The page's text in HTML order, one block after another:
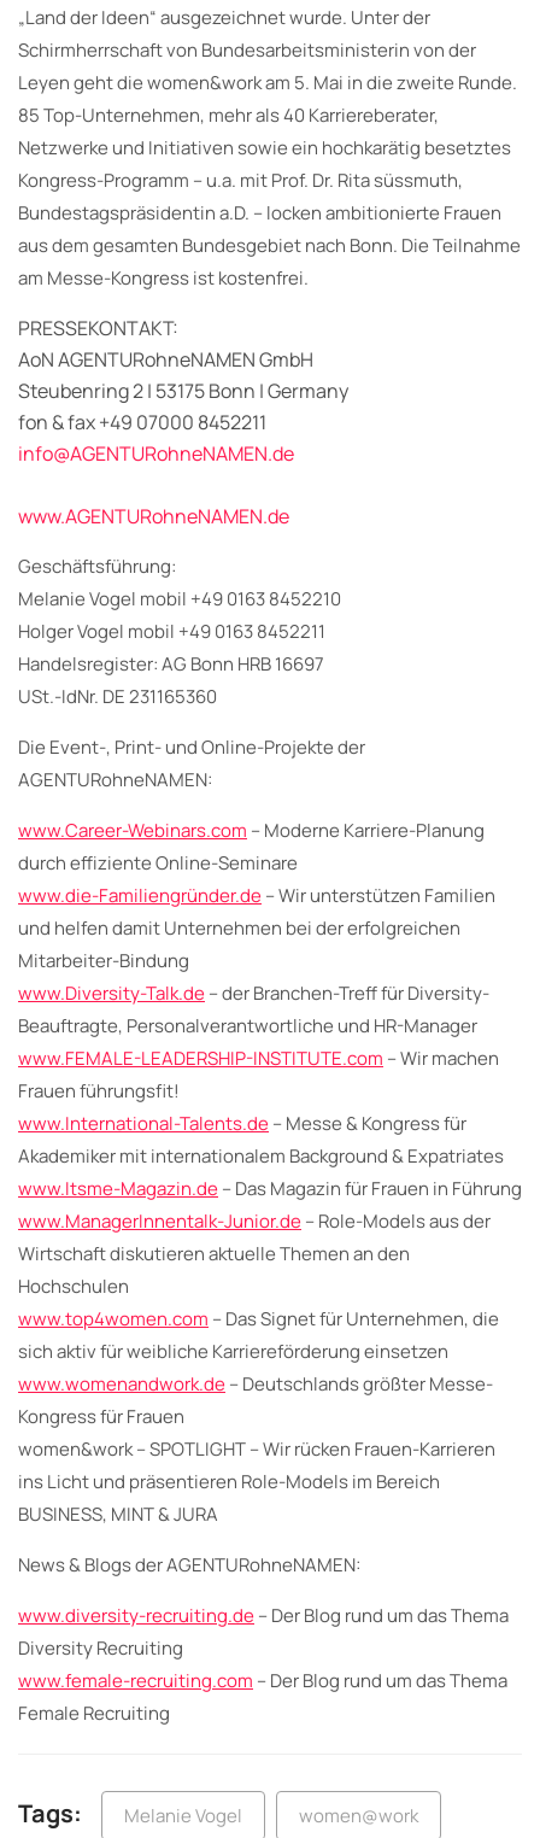
„Land der Ideen“ ausgezeichnet wurde. Unter der
Schirmherrschaft von Bundesarbeitsministerin von der
Leyen geht die women&work am 5. Mai in die zweite Runde.
85 Top-Unternehmen, mehr als 40 Karriereberater,
Netzwerke und Initiativen sowie ein hochkarätig besetztes
Kongress-Programm – u.a. mit Prof. Dr. Rita süssmuth,
Bundestagspräsidentin a.D. – locken ambitionierte Frauen
aus dem gesamten Bundesgebiet nach Bonn. Die Teilnahme
am Messe-Kongress ist kostenfrei.
PRESSEKONTAKT:
AoN AGENTURohneNAMEN GmbH
Steubenring 2 | 53175 Bonn | Germany
fon & fax +49 07000 8452211
info@AGENTURohneNAMEN.de
www.AGENTURohneNAMEN.de
Geschäftsführung:
Melanie Vogel mobil +49 0163 8452210
Holger Vogel mobil +49 0163 8452211
Handelsregister: AG Bonn HRB 16697
USt.-IdNr. DE 231165360
Die Event-, Print- und Online-Projekte der
AGENTURohneNAMEN:
www.Career-Webinars.com – Moderne Karriere-Planung
durch effiziente Online-Seminare
www.die-Familiengründer.de– Wir unterstützen Familien
und helfen damit Unternehmen bei der erfolgreichen
Mitarbeiter-Bindung
www.Diversity-Talk.de– der Branchen-Treff für Diversity-
Beauftragte, Personalverantwortliche und HR-Manager
www.FEMALE-LEADERSHIP-INSTITUTE.com – Wir machen
Frauen führungsfit!
www.International-Talents.de– Messe & Kongress für
Akademiker mit internationalem Background & Expatriates
www.Itsme-Magazin.de– Das Magazin für Frauen in Führung
www.ManagerInnentalk-Junior.de– Role-Models aus der
Wirtschaft diskutieren aktuelle Themen an den
Hochschulen
www.top4women.com – Das Signet für Unternehmen, die
sich aktiv für weibliche Karriereförderung einsetzen
www.womenandwork.de– Deutschlands größter Messe-
Kongress für Frauen
women&work – SPOTLIGHT – Wir rücken Frauen-Karrieren
ins Licht und präsentieren Role-Models im Bereich
BUSINESS, MINT & JURA
News & Blogs der AGENTURohneNAMEN:
www.diversity-recruiting.de– Der Blog rund um das Thema
Diversity Recruiting
www.female-recruiting.com – Der Blog rund um das Thema
Female Recruiting
Tags: Melanie Vogel women@work